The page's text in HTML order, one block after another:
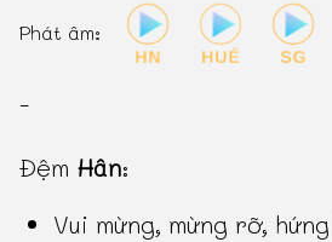
Phát âm:
-
Đệm Hân:
Vui mừng, mừng rỡ,